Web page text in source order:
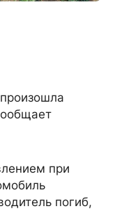
при
погиб,